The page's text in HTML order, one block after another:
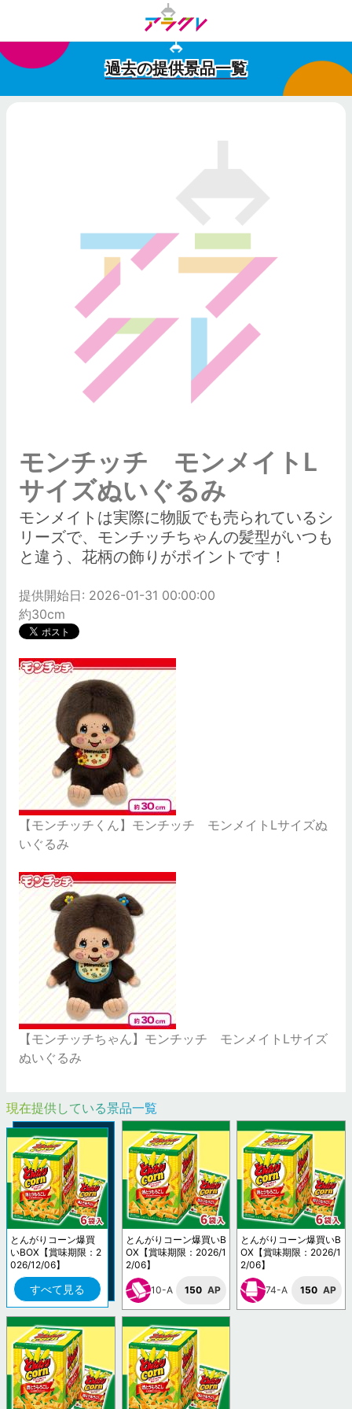
過去の提供景品一覧
モンチッチ モンメイトL
サイズぬいぐるみ
モンメイトは実際に物販でも売られているシ
リーズで、モンチッチちゃんの髪型がいつも
と違う、花柄の飾りがポイントです！
提供開始日: 2026-01-31 00:00:00
約30cm
【モンチッチくん】モンチッチ モンメイトLサイズぬ
いぐるみ
【モンチッチちゃん】モンチッチ モンメイトLサイズ
ぬいぐるみ
現在提供している景品一覧
とんがりコーン爆買
いBOX【賞味期限：2
026/12/06】
すべて見る
とんがりコーン爆買いB
OX【賞味期限：2026/1
2/06】
10-A 150 AP
とんがりコーン爆買いB
OX【賞味期限：2026/1
2/06】
74-A 150 AP